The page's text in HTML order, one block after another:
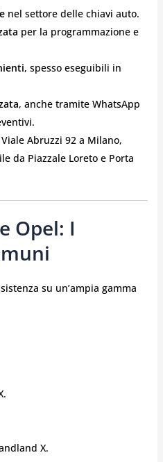
nel settore delle chiavi auto.
per la programmazione e
, spesso eseguibili in
, anche tramite WhatsApp
Abruzzi 92 a Milano,
da Piazzale Loreto e Porta
Opel: I
su un’ampia gamma
X.